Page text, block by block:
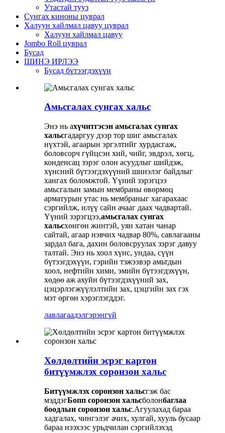
Утастай тууз
Сунгах киноны цуврал
Халуун хайлмал цавуу цуврал
Халуун хайлмал цавуу
Jombo Roll цуврал
Бусад
ШИНЭ ИРЛЭЭ
Бусад бүтээгдэхүүн
Амьсгалах сунгах хальс
Энэ нь ахүчитгэсэн амьсгалах сунгах
хальсгадаргуу дээр тор шиг амьсгалах
нүхтэй, агаарын эргэлтийг хурдасгаж,
боловсорч гүйцсэн хий, чийг, эвдрэл, хөгц,
конденсац зэрэг олон асуудлыг шийдэж,
хүнсний бүтээгдэхүүний шинэлэг байдлыг
хангах боломжтой. Үүний зэрэгцээ
амьсгалын замын мембраны өвөрмөц
арматурын утас нь мембраныг хагарахаас
сэргийлж, илүү сайн ачааг даах чадвартай.
Үүний зэрэгцээ,амьсгалах сунгах
хальсхөнгөн жинтэй, уян хатан чанар
сайтай, агаар нэвчих чадвар 80%, савлагааны
зардал бага, дахин боловсруулах зэрэг давуу
талтай. Энэ нь хоол хүнс, ундаа, сүүн
бүтээгдэхүүн, гэрийн тэжээвэр амьтдын
хоол, нефтийн хими, эмийн бүтээгдэхүүн,
хөдөө аж ахуйн бүтээгдэхүүний зах,
цэцэрлэгжүүлэлтийн зах, цэцгийн зах гэх
мэт өргөн хэрэглэгддэг.
лавлагаадэлгэрэнгүй
Хөлдөлтийн эсрэг картон
битүүмжлэх соронзон хальс
Битүүмжлэх соронзон хальсгэж бас
мэддэгБопп соронзон хальсболонбаглаа
боодлын соронзон хальс.Агуулахад бараа
хадгалах, чингэлэг ачих, хулгай, хууль бусаар
бараа нээхээс урьдчилан сэргийлэхэд